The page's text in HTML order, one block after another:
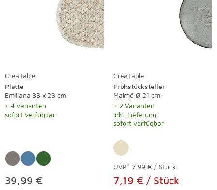
CreaTable
Platte
Emiliana 33 x 23 cm
+ 4 Varianten
sofort verfügbar
39,99 €
CreaTable
Frühstücksteller
Malmö Ø 21 cm
+ 2 Varianten
inkl. Lieferung
sofort verfügbar
UVP* 7,99 € / Stück
7,19 € / Stück